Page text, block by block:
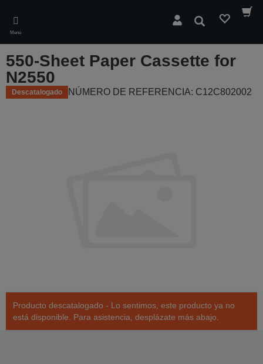
main
content
Menú
Buscar
550-Sheet Paper Cassette for
N2550
Descatalogado NÚMERO DE REFERENCIA: C12C802002
Producto descatalogado - Lo sentimos, este producto ya no
está disponible. Para asistencia, desplázate más abajo.